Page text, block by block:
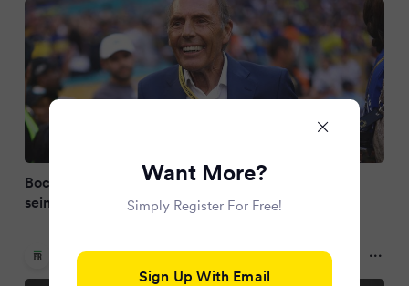
Boca-Juniors-Trainer Russo: Er lächelte – trotz
seines Schicksals
Frankfurter Rundschau
10 months ago
Want More?
Simply Register For Free!
Sign Up With Email